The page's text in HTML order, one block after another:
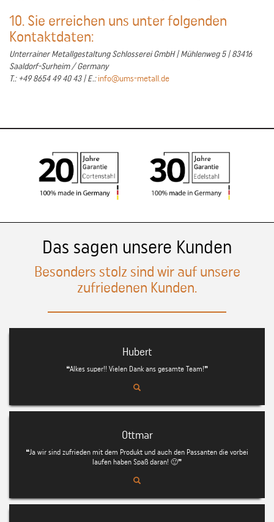
10. Sie erreichen uns unter folgenden
Kontaktdaten:
Unterrainer Metallgestaltung Schlosserei GmbH | Mühlenweg 5 | 83416
Saaldorf-Surheim / Germany
T.: +49 8654 49 40 43 | E.: info@ums-metall.de
Das sagen unsere Kunden
Besonders stolz sind wir auf unsere
zufriedenen Kunden.
Hubert
❝Alkes super!! Vielen Dank ans gesamte Team!❞
Ottmar
❝Ja wir sind zufrieden mit dem Produkt und auch den Passanten die vorbei
laufen haben Spaß daran! 🙂❞